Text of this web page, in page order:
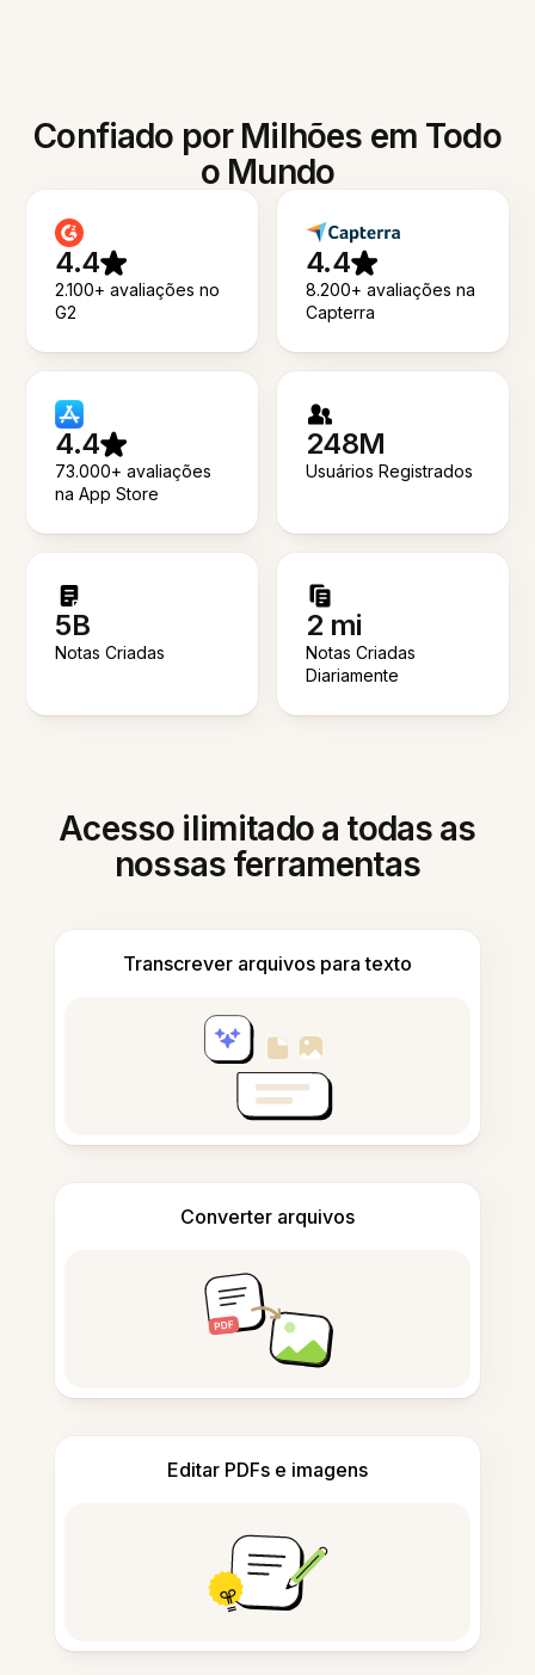
Confiado por Milhões em Todo
o Mundo
4.4
2.100+ avaliações no
G2
4.4
8.200+ avaliações na
Capterra
4.4
73.000+ avaliações
na App Store
248M
Usuários Registrados
5B
Notas Criadas
2 mi
Notas Criadas
Diariamente
Acesso ilimitado a todas as
nossas ferramentas
Transcrever arquivos para texto
Converter arquivos
Editar PDFs e imagens